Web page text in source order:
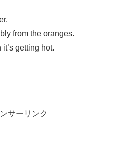
from the oranges.
getting hot.
サーリンク